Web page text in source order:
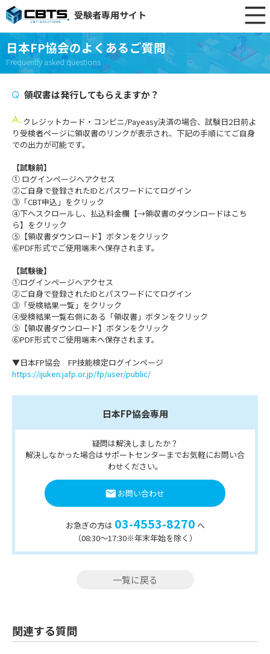
受験者専用サイト
日本FP協会のよくあるご質問
Frequently asked questions
領収書は発行してもらえますか？
クレジットカード・コンビニ/Payeasy決済の場合、試験日2日前よ
り受検者ページに領収書のリンクが表示され、下記の手順にてご自身
での出力が可能です。
【試験前】
① ログインページへアクセス
②ご自身で登録されたIDとパスワードにてログイン
③「CBT申込」をクリック
④下へスクロールし、払込料金欄【→領収書のダウンロードはこち
ら】をクリック
⑤【領収書ダウンロード】ボタンをクリック
⑥PDF形式でご使用端末へ保存されます。
【試験後】
①ログインページへアクセス
②ご自身で登録されたIDとパスワードにてログイン
③「受検結果一覧」をクリック
④受検結果一覧右側にある「領収書」ボタンをクリック
⑤【領収書ダウンロード】ボタンをクリック
⑥PDF形式でご使用端末へ保存されます。
▼日本FP協会 FP技能検定ログインページ
https://ijuken.jafp.or.jp/fp/user/public/
日本FP協会専用
疑問は解決しましたか？
解決しなかった場合はサポートセンターまでお気軽にお問い合
わせください。
お問い合わせ
お急ぎの方は 03-4553-8270 へ
（08:30〜17:30※年末年始を除く）
一覧に戻る
関連する質問